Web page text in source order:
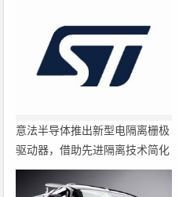
意法半导体推出新型电隔离栅极
驱动器，借助先进隔离技术简化
电源设计